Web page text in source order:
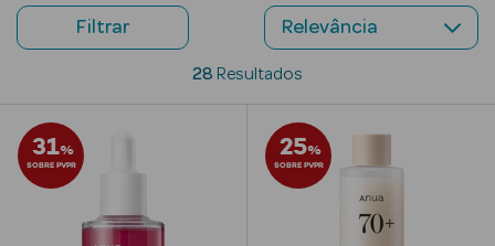
Cosmética
Cuidados de
Cabelo
Beauty Season
Maquilhagem
Filtrar
28 Resultados
31%
SOBRE PVPR
25%
SOBRE PVPR